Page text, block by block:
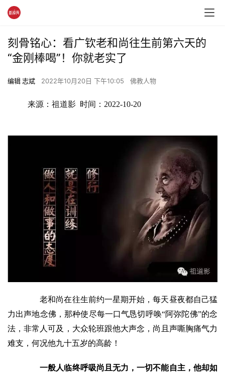
刻骨铭心：看广钦老和尚往生前第六天的
“金刚棒喝”！你就老实了
编辑 志斌 2022年10月20日 下午10:05 佛教人物
来源：祖道影  时间：2022-10-20
老和尚在往生前约一星期开始，每天昼夜都自己猛
力出声地念佛，那种使尽每一口气恳切呼唤“阿弥陀佛”的念
法，非常人可及，大众轮班跟他大声念，尚且声嘶胸痛气力
难支，何况他九十五岁的高龄！
一般人临终呼吸尚且无力，一切不能自主，他却如